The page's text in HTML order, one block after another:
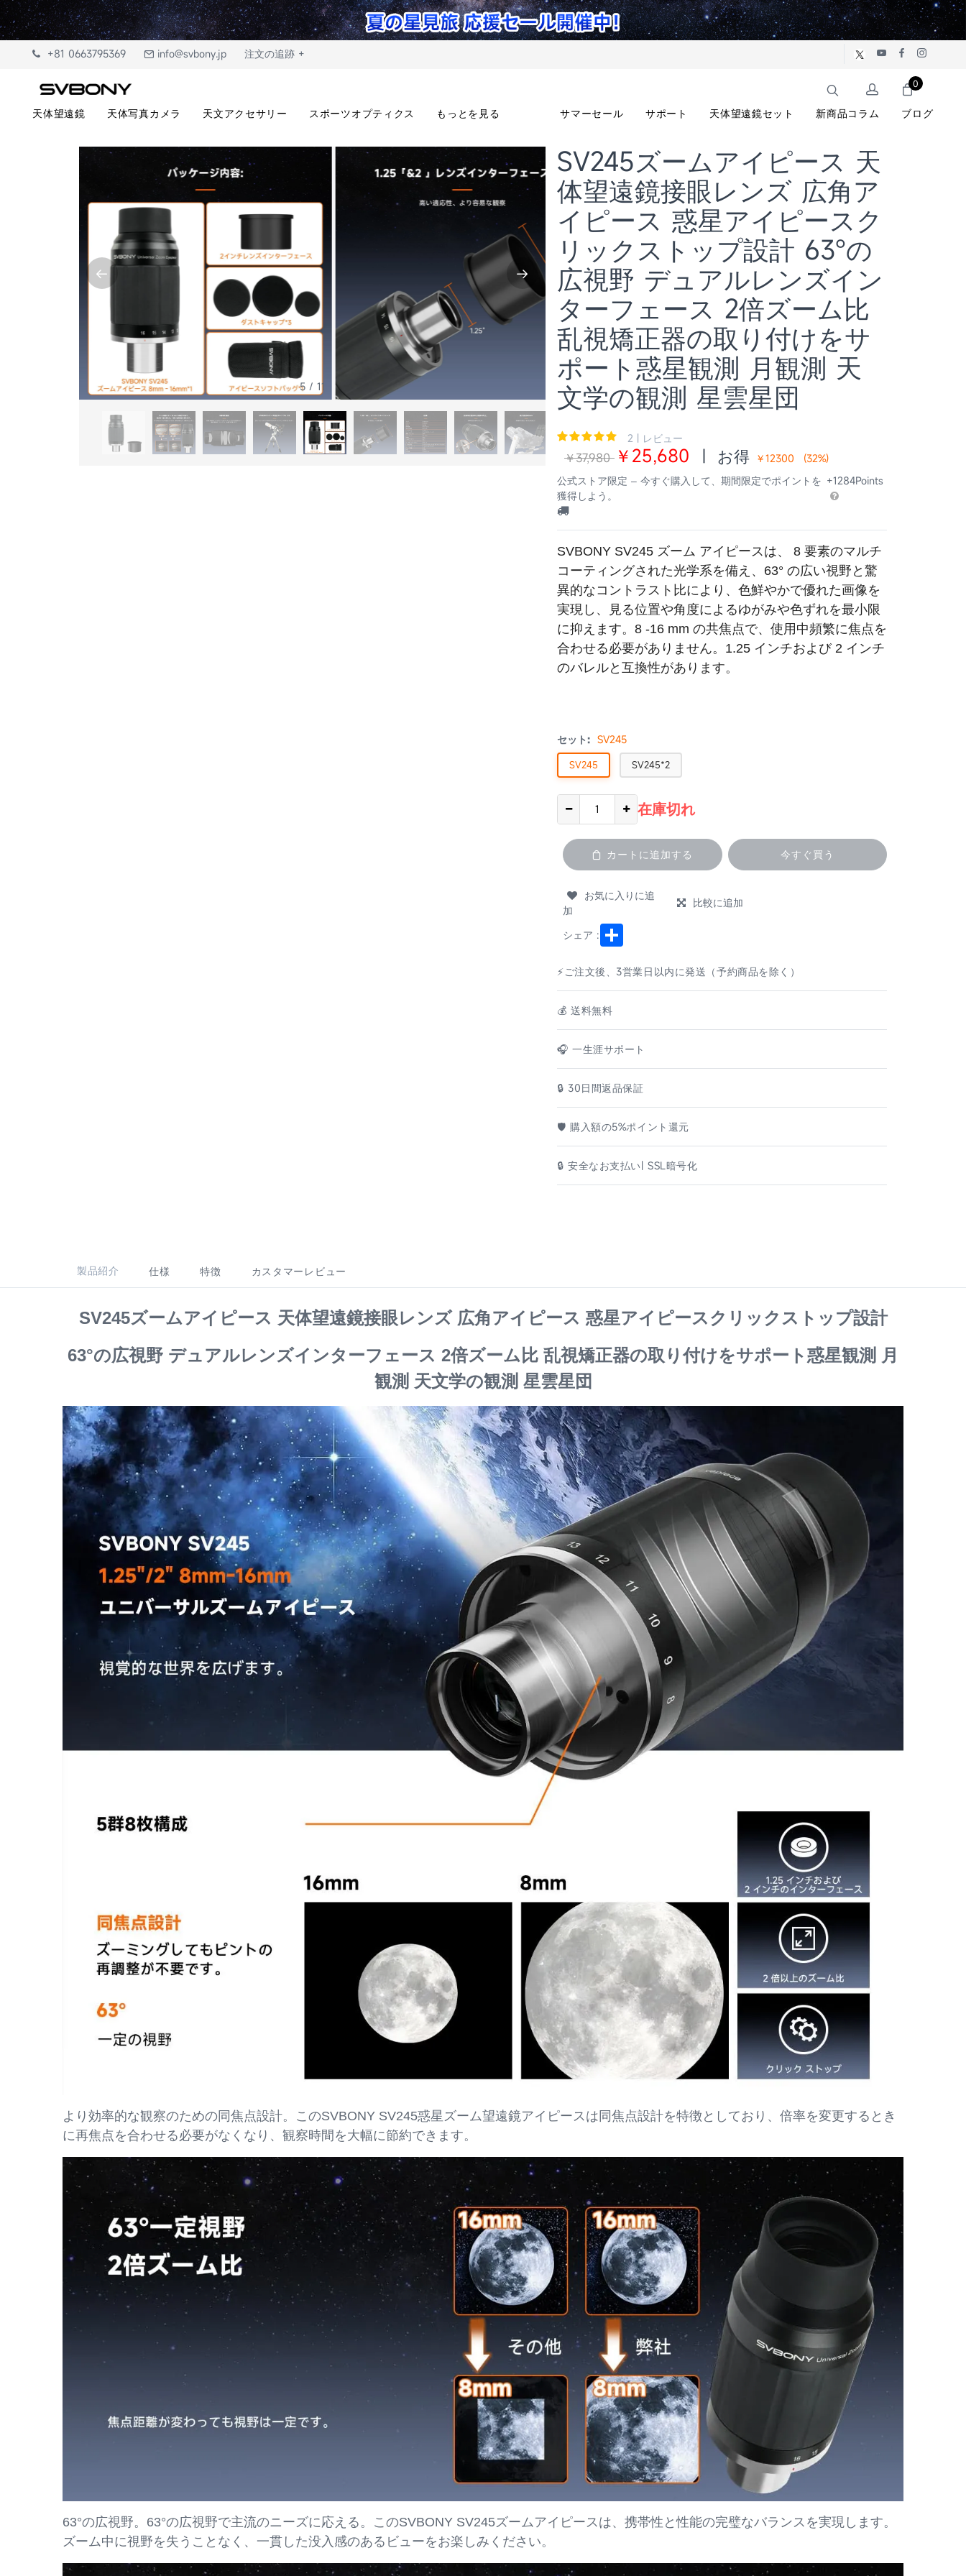
+81 0663795369 info@svbony.jp 注文の追跡 +
天体望遠鏡 天体写真カメラ 天文アクセサリー スポーツオプティクス もっとを見る サマーセール サポート 天体望遠鏡セット 新商品コラム ブログ
0
6/ 11
SV245ズームアイピース 天
体望遠鏡接眼レンズ 広角ア
イピース 惑星アイピースク
リックストップ設計 63°の
広視野 デュアルレンズイン
ターフェース 2倍ズーム比
乱視矯正器の取り付けをサ
ポート惑星観測 月観測 天
文学の観測 星雲星団
2 | レビュー
￥37,980 ￥25,680 | お得 ￥12300 (32%)
公式ストア限定 – 今すぐ購入して、期間限定でポイントを
獲得しよう。
+1284Points
SVBONY SV245 ズーム アイピースは、 8 要素のマルチ
コーティングされた光学系を備え、 63° の広い視野と驚
異的なコントラスト比により、色鮮やかで優れた画像を
実現し、見る位置や角度によるゆがみや色ずれを最小限
に抑えます。 8 -16 mm の共焦点で、使用中頻繁に焦点を
合わせる必要がありません。 1.25 インチおよび 2 インチ
のバレルと互換性があります。
セット: SV245
SV245 SV245*2
在庫切れ
カートに追加する 今すぐ買う
お気に入りに追
加
比較に追加
シェア :
⚡ご注文後、3営業日以内に発送（予約商品を除く）
💰️ 送料無料
🎧 一生涯サポート
🔒 30日間返品保証
🛡️ 購入額の5%ポイント還元
🔒 安全なお支払い| SSL暗号化
製品紹介 仕様 特徴 カスタマーレビュー
SV245ズームアイピース 天体望遠鏡接眼レンズ 広角アイピース 惑星アイピースクリックストップ設計
63°の広視野 デュアルレンズインターフェース 2倍ズーム比 乱視矯正器の取り付けをサポート惑星観測 月
観測 天文学の観測 星雲星団
より効率的な観察のための同焦点設計。このSVBONY SV245惑星ズーム望遠鏡アイピースは同焦点設計を特徴としており、倍率を変更するとき
に再焦点を合わせる必要がなくなり、観察時間を大幅に節約できます。
63°の広視野。63°の広視野で主流のニーズに応える。このSVBONY SV245ズームアイピースは、携帯性と性能の完璧なバランスを実現します。
ズーム中に視野を失うことなく、一貫した没入感のあるビューをお楽しみください。